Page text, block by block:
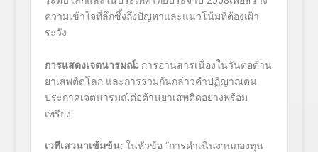
ความเข้าใจที่ลึกซึ้งถึงปัญหาและแนวโน้มที่ต้องเฝ้า
ระวัง
การแสดงเจตนารมณ์: การอ่านสารเนื่องในวันต่อต้าน
ยาเสพติดโลก และการร่วมกันกล่าวคำปฏิญาณตน
ประกาศเจตนารมณ์ต่อต้านยาเสพติดอย่างพร้อม
เพรียง
เวทีเสวนาเข้มข้น: ในหัวข้อ “การดำเนินงานกองทุน